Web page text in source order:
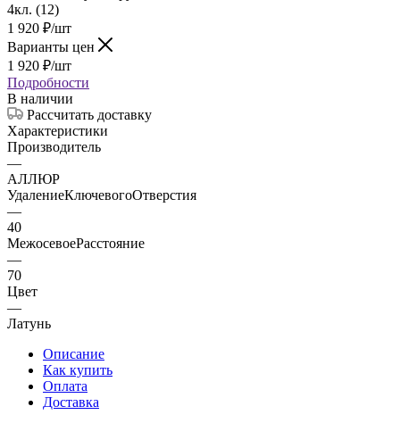
1 920 ₽/шт
Варианты цен
1 920 ₽/шт
Подробности
В наличии
Рассчитать доставку
Характеристики
Производитель
—
АЛЛЮР
УдалениеКлючевогоОтверстия
—
40
МежосевоеРасстояние
—
70
Цвет
—
Латунь
Описание
Как купить
Оплата
Доставка